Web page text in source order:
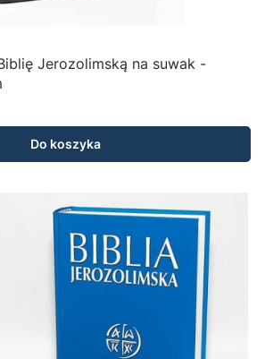
Jerozolimską na suwak -
Do koszyka